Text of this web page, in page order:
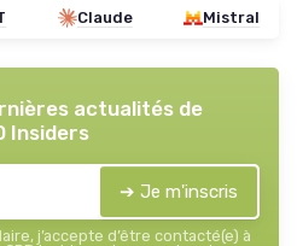
Claude Mistral
actualités de
Insiders
➔ Je m'inscris
j’accepte d’être contacté(e) à